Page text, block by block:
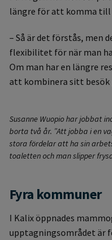
längre för att komma till
– Så är det förstås, men
flexibilitet för när man
Om man har en längre
att kombinera sitt besök
Susanne Wuopio har jobbat
borta två år. ”Att jobba i en
stora fördelar att ha sin
toaletten och man slipper
Fyra kommuner
I Kalix öppnades
upptagningsområdet är